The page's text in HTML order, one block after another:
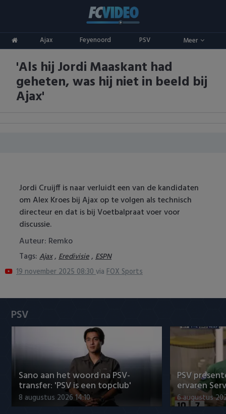
Ajax Feyenoord PSV Meer
ADO Den Haag
Ajax
AZ
FC Utrecht
Feyenoord
Heracles Almelo
NAC Breda
PSV
SC Heerenveen
Sparta
Vitesse
Competities
Eredivisie
Keuken Kampioen Divisie
Champions League
Europa League
Conference League
Oranje
Goals & Samenvattingen
'Als hij Jordi Maaskant had
geheten, was hij niet in beeld bij
Ajax'
Jordi Cruijff is naar verluidt een van de kandidaten
om Alex Kroes bij Ajax op te volgen als technisch
directeur en dat is bij Voetbalpraat voer voor
discussie.
Auteur: Remko
Tags: Ajax, Eredivisie, ESPN
19 november 2025 08:30via FOX Sports
PSV
Sano aan het woord na PSV-
transfer: 'PSV is een topclub'
8 augustus 2026 14:10
PSV
ervaren
6 augustus